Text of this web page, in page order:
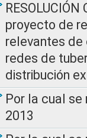
proyecto de
relevantes de
redes de
distribución
Por la cual se
2013